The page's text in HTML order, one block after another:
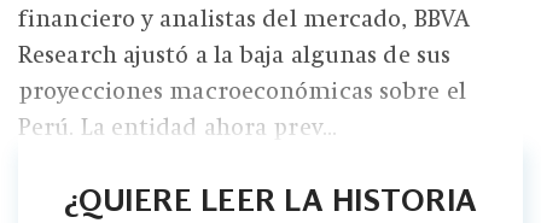
financiero y analistas del mercado, BBVA
Research ajustó a la baja algunas de sus
proyecciones macroeconómicas sobre el
Perú. La entidad ahora prev...
¿QUIERE LEER LA HISTORIA